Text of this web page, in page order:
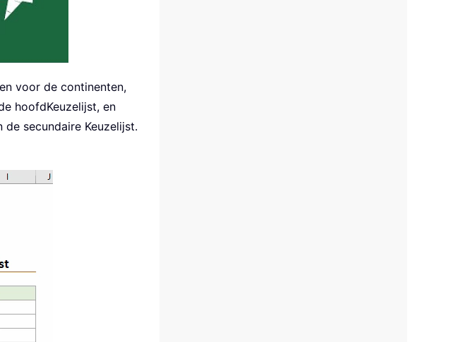
voor de continenten,
hoofdKeuzelijst, en
secundaire Keuzelijst.